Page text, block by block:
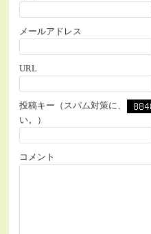
メールアドレス
URL
投稿キー（スパム対策に、
い。）
コメント